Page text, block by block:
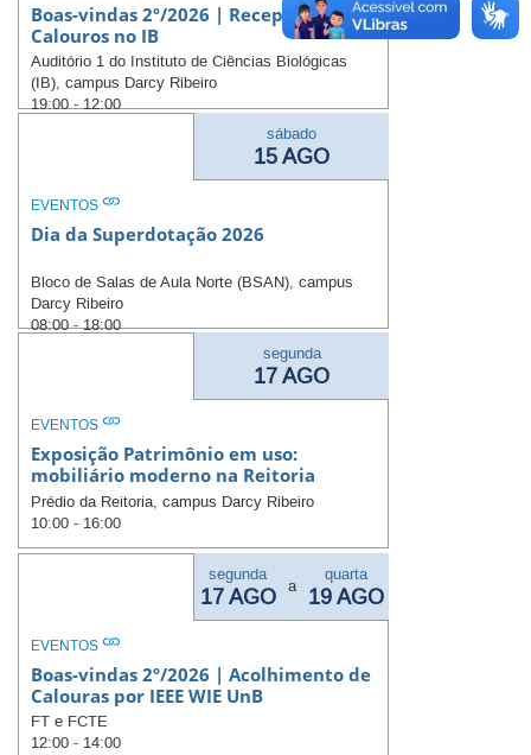
Boas-vindas 2º/2026 | Recepção dos
Calouros no IB
Auditório 1 do Instituto de Ciências Biológicas
(IB), campus Darcy Ribeiro
19:00 - 12:00
sábado
15 AGO
EVENTOS
Dia da Superdotação 2026
Bloco de Salas de Aula Norte (BSAN), campus
Darcy Ribeiro
08:00 - 18:00
segunda
17 AGO
EVENTOS
Exposição Patrimônio em uso:
mobiliário moderno na Reitoria
Prédio da Reitoria, campus Darcy Ribeiro
10:00 - 16:00
segunda
17 AGO a
quarta
19 AGO
EVENTOS
Boas-vindas 2º/2026 | Acolhimento de
Calouras por IEEE WIE UnB
FT e FCTE
12:00 - 14:00